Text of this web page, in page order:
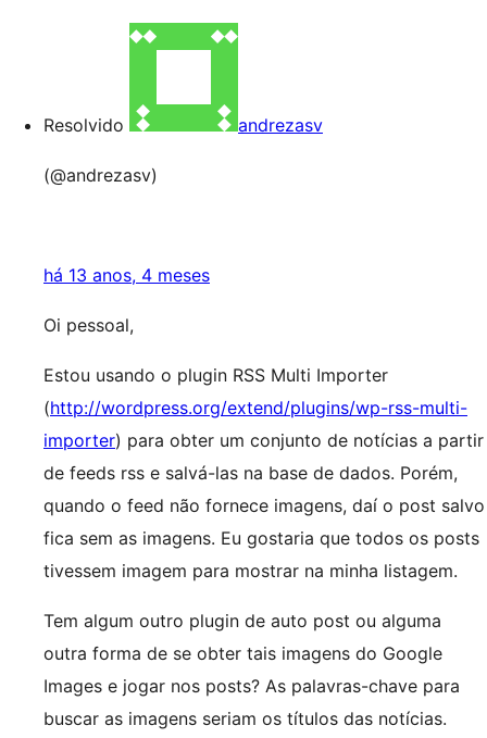
Resolvido andrezasv
(@andrezasv)
há 13 anos, 4 meses
Oi pessoal,
Estou usando o plugin RSS Multi Importer
(http://wordpress.org/extend/plugins/wp-rss-multi-
importer) para obter um conjunto de notícias a partir
de feeds rss e salvá-las na base de dados. Porém,
quando o feed não fornece imagens, daí o post salvo
fica sem as imagens. Eu gostaria que todos os posts
tivessem imagem para mostrar na minha listagem.
Tem algum outro plugin de auto post ou alguma
outra forma de se obter tais imagens do Google
Images e jogar nos posts? As palavras-chave para
buscar as imagens seriam os títulos das notícias.